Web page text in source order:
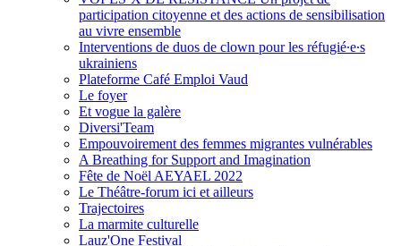
participation citoyenne et des actions de sensibilisation
au vivre ensemble
Interventions de duos de clown pour les réfugié∙e∙s
ukrainiens
Plateforme Café Emploi Vaud
Le foyer
Et vogue la galère
Diversi'Team
Empouvoirement des femmes migrantes vulnérables
A Breathing for Support and Imagination
Fête de Noël AEYAEL 2022
Le Théâtre-forum ici et ailleurs
Trajectoires
La marmite culturelle
Lauz'One Festival